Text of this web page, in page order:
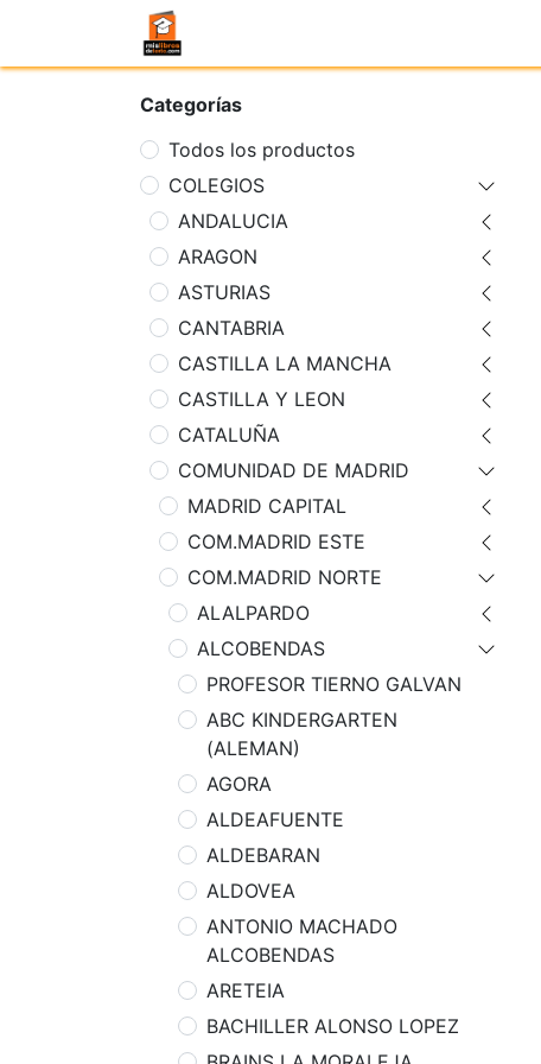
Categorías
Todos los productos
COLEGIOS
ANDALUCIA
ARAGON
ASTURIAS
CANTABRIA
CASTILLA LA MANCHA
CASTILLA Y LEON
CATALUÑA
COMUNIDAD DE MADRID
MADRID CAPITAL
COM.MADRID ESTE
COM.MADRID NORTE
ALALPARDO
ALCOBENDAS
PROFESOR TIERNO GALVAN
ABC KINDERGARTEN
(ALEMAN)
AGORA
ALDEAFUENTE
ALDEBARAN
ALDOVEA
ANTONIO MACHADO
ALCOBENDAS
ARETEIA
BACHILLER ALONSO LOPEZ